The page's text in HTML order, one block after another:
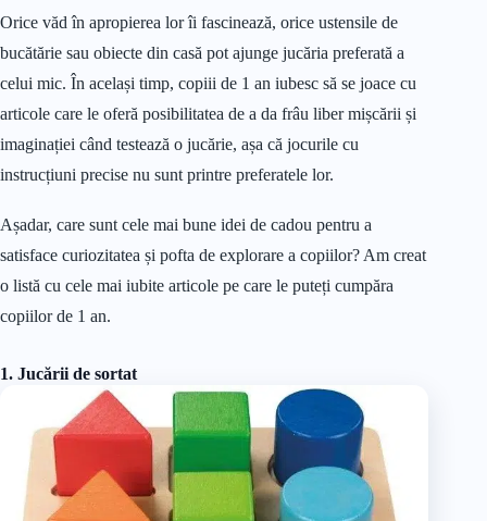
Orice văd în apropierea lor îi fascinează, orice ustensile de
bucătărie sau obiecte din casă pot ajunge jucăria preferată a
celui mic. În același timp, copiii de 1 an iubesc să se joace cu
articole care le oferă posibilitatea de a da frâu liber mișcării și
imaginației când testează o jucărie, așa că jocurile cu
instrucțiuni precise nu sunt printre preferatele lor.
Așadar, care sunt cele mai bune idei de cadou pentru a
satisface curiozitatea și pofta de explorare a copiilor? Am creat
o listă cu cele mai iubite articole pe care le puteți cumpăra
copiilor de 1 an.
1. Jucării de sortat